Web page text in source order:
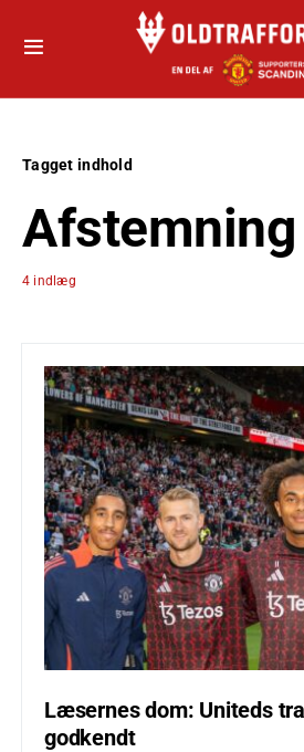
Tagget indhold
Afstemning
4 indlæg
Læsernes dom: Uniteds
godkendt